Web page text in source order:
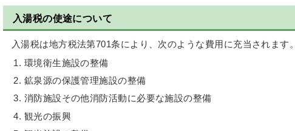
入湯税の使途について
入湯税は地方税法第701条により、次のような費用に充当されます。
環境衛生施設の整備
鉱泉源の保護管理施設の整備
消防施設その他消防活動に必要な施設の整備
観光の振興